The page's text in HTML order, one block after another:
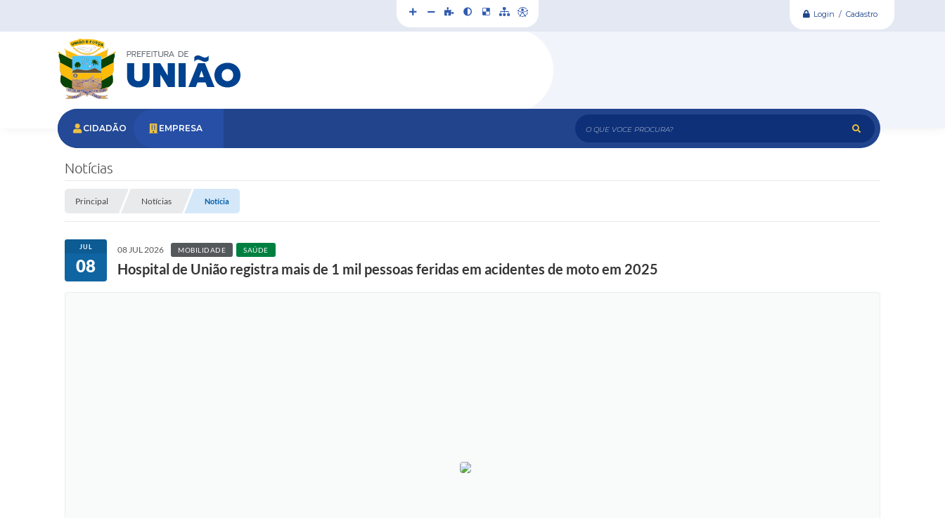
Login / Cadastro
O que voce procura?
CIDADÃO EMPRESA
Notícias
Principal Notícias Notícia
JUL
08
08 JUL 2026 MOBILIDADE SAÚDE
Hospital de União registra mais de 1 mil pessoas feridas em acidentes de moto em 2025